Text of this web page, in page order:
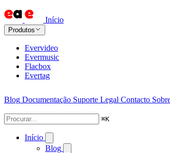
Início
Produtos
Evervideo
Evermusic
Flacbox
Evertag
Blog Documentação Suporte Legal Contacto
⌘K
Início
Blog